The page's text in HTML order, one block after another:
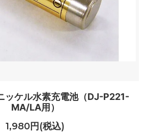
ッケル水素充電池（DJ-P221-
MA/LA用）
1,980円(税込)